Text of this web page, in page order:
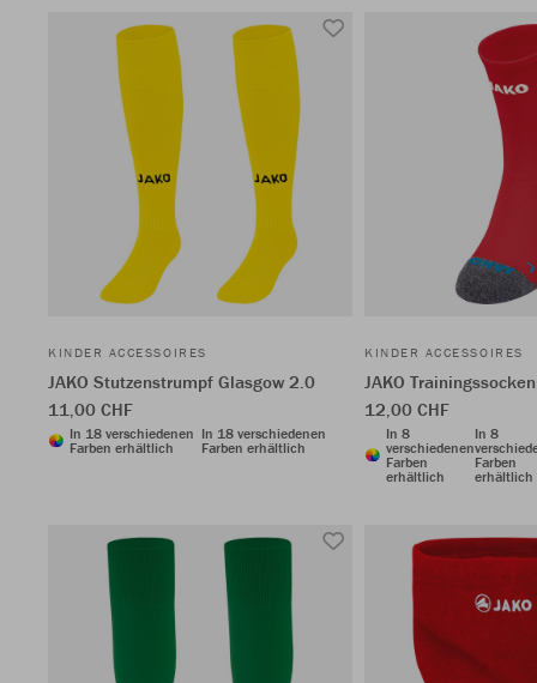
KINDER ACCESSOIRES
JAKO Stutzenstrumpf Glasgow 2.0
11,00 CHF
In 18 verschiedenen
Farben erhältlich
In 18 verschiedenen
Farben erhältlich
KINDER ACCESSOIRES
JAKO Trainingssocken
12,00 CHF
In 8
verschiedenen
Farben
erhältlich
In 8
Farben
erhältlich